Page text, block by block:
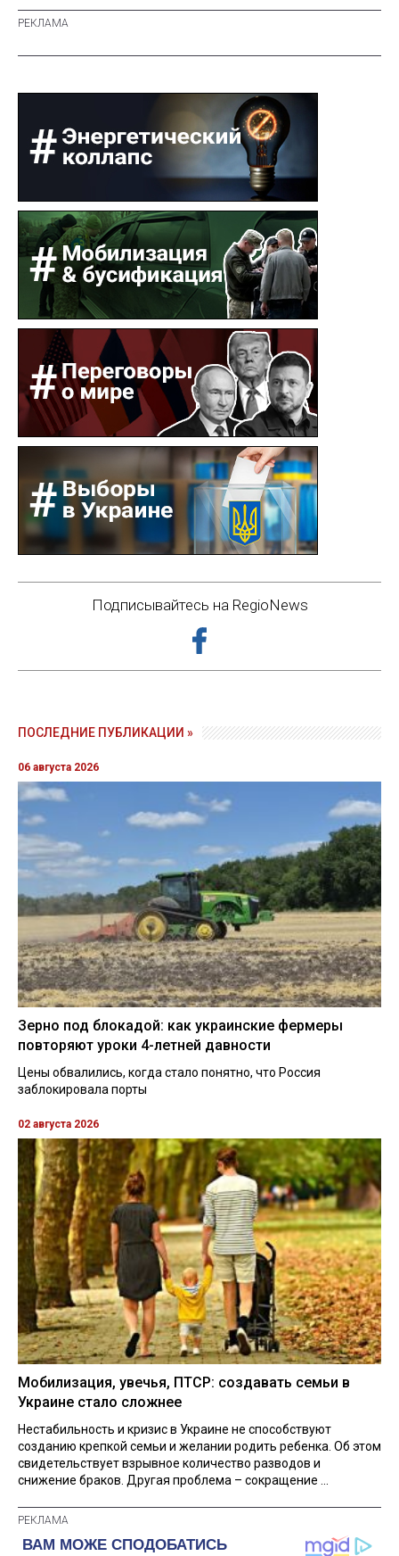
Подписывайтесь на RegioNews
ПОСЛЕДНИЕ ПУБЛИКАЦИИ »
06 августа 2026
Зерно под блокадой: как украинские фермеры
повторяют уроки 4-летней давности
Цены обвалились, когда стало понятно, что Россия
заблокировала порты
02 августа 2026
Мобилизация, увечья, ПТСР: создавать семьи в
Украине стало сложнее
Нестабильность и кризис в Украине не способствуют
созданию крепкой семьи и желании родить ребенка. Об этом
свидетельствует взрывное количество разводов и
снижение браков. Другая проблема – сокращение ...